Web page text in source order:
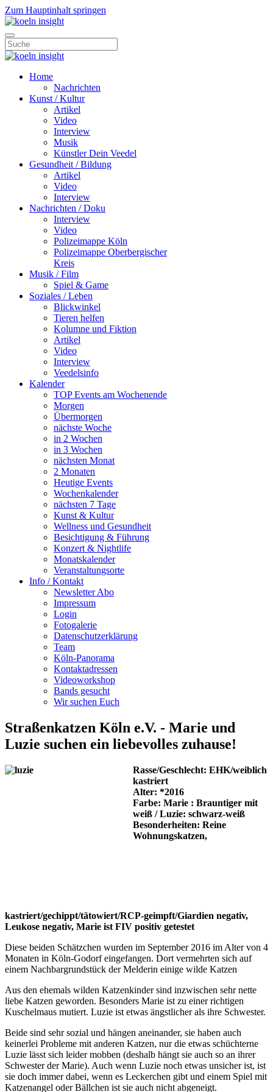
Zum Hauptinhalt springen
Home
Nachrichten
Kunst / Kultur
Artikel
Video
Interview
Musik
Künstler Dein Veedel
Gesundheit / Bildung
Artikel
Video
Interview
Nachrichten / Doku
Interview
Video
Polizeimappe Köln
Polizeimappe Oberbergischer
Kreis
Musik / Film
Spiel & Game
Soziales / Leben
Blickwinkel
Tieren helfen
Kolumne und Fiktion
Artikel
Video
Interview
Veedelsinfo
Kalender
TOP Events am Wochenende
Morgen
Übermorgen
nächste Woche
in 2 Wochen
in 3 Wochen
nächsten Monat
2 Monaten
Heutige Events
Wochenkalender
nächsten 7 Tage
Kunst & Kultur
Wellness und Gesundheit
Besichtigung & Führung
Konzert & Nightlife
Monatskalender
Veranstaltungsorte
Info / Kontakt
Newsletter Abo
Impressum
Login
Fotogalerie
Datenschutzerklärung
Team
Köln-Panorama
Kontaktadressen
Videoworkshop
Bands gesucht
Wir suchen Euch
Straßenkatzen Köln e.V. - Marie und
Luzie suchen ein liebevolles zuhause!
Rasse/Geschlecht: EHK/weiblich
kastriert
Alter: *2016
Farbe: Marie : Brauntiger mit
weiß / Luzie: schwarz-weiß
Besonderheiten: Reine
Wohnungskatzen,
kastriert/gechippt/tätowiert/RCP-geimpft/Giardien negativ,
Leukose negativ, Marie ist FIV positiv getestet
Diese beiden Schätzchen wurden im September 2016 im Alter von 4
Monaten in Köln-Godorf eingefangen. Dort vermehrten sich auf
einem Nachbargrundstück der Melderin einige wilde Katzen
Aus den ehemals wilden Katzenkinder sind inzwischen sehr nette
liebe Katzen geworden. Besonders Marie ist zu einer richtigen
Kuschelmaus mutiert. Luzie ist etwas ängstlicher als ihre Schwester.
Beide sind sehr sozial und hängen aneinander, sie haben auch
keinerlei Probleme mit anderen Katzen, nur die etwas schüchterne
Luzie lässt sich leider mobben (deshalb hängt sie auch so an ihrer
Schwester der Marie). Auch wenn Luzie noch etwas unsicher ist, ist
sie doch immer dabei, wenn es Leckerchen gibt und einem Spiel mit
Katzenangel oder Bällchen ist sie auch nicht abgeneigt.